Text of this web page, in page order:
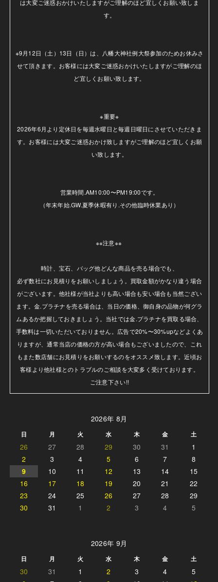
は大変ご迷惑おかけいたしますがご理解のほど宜しくお願い致しま
す。
※9月12日（土）13日（日）は、八幡大神社例大祭参加のためお休みさ
せて頂きます。お客様には大変ご迷惑おかけいたしますがご理解のほ
ど宜しくお願い致します。
※重要※
2026年6月より定休日を毎週水曜日と毎週日曜日にさせていただきま
す。お客様には大変ご迷惑おかけ致しますがご理解のほど宜しくお願
い致します。
営業時間.AM10:00〜PM19:00です。
（年末年始.GW.夏季休暇有り.その他臨時休業あり）
※※注意※※
時計、宝石、バッグ他どんな商品を売る場合でも、
必ず数社にお見積りをお願いしましょう。買取金額がかなり違う場合
がございます。他社様が当社よりも高い場合も安い場合も当然ござい
ます。金.プラチナを売る場合は、当日の価格、御自身の品物が何グラ
ムあるか把握しておきましょう。当社では金.プラチナを買取る場合、
手数料は一切いただいておりません。広告で20%〜30%upなどよくあ
りますが、通常当店の価格の方が高い場合もございましたので、これ
もまた数店舗にお見積りをお願いするのをオススメ致します。近頃お
客様より他社様とのトラブルのご相談を大変多く受けております。
ご注意下さい!!
2026年 8月
日 月 火 水 木 金 土
26 27 28 29 30 31
1
2
3 4 5 6 7
8
9
10 11 12 13 14
15
16
17 18 19 20 21
22
23
24 25 26 27 28
29
30
31 1 2 3 4 5
2026年 9月
日 月 火 水 木 金 土
30 31 1 2 3 4
5